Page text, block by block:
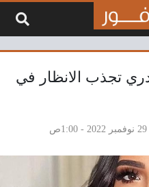
تجذب الانظار في
29 نوفمبر 2022 - 1:00ص